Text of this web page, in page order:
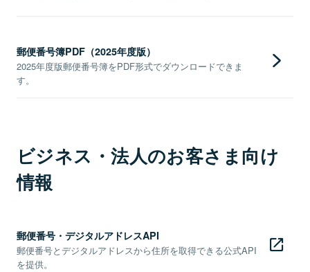
郵便番号簿PDF（2025年度版）
2025年度版郵便番号簿をPDF形式でダウンロードできま
す。
ビジネス・法人のお客さま向け
情報
郵便番号・デジタルアドレスAPI
郵便番号とデジタルアドレスから住所を取得できる公式API
を提供。